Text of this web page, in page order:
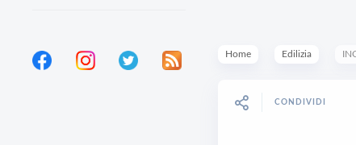
Home Edilizia
CONDIVIDI